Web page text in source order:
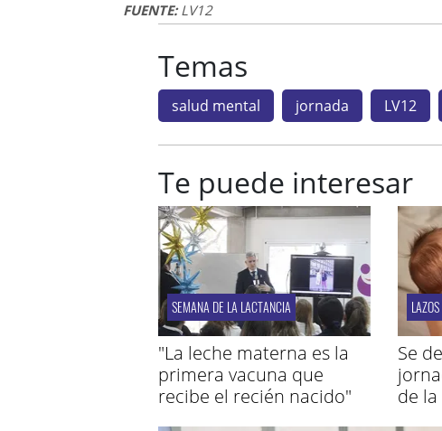
FUENTE:LV12
Temas
salud mental jornada LV12
Te puede interesar
SEMANA DE LA LACTANCIA
"La leche materna es la
primera vacuna que
recibe el recién nacido"
LAZOS
Se
de